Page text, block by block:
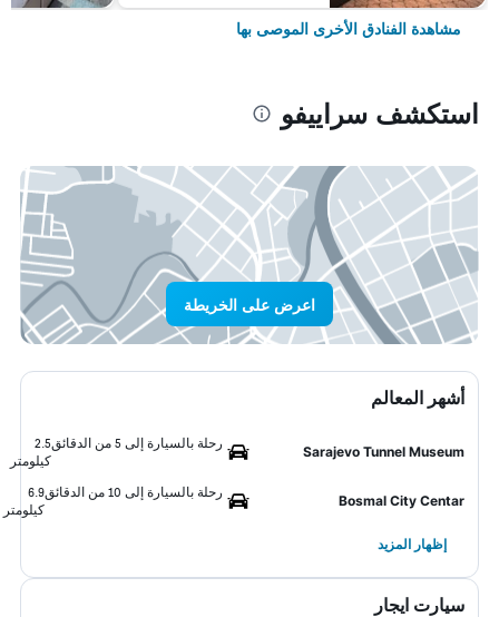
مشاهدة الفنادق الأخرى الموصى بها
استكشف سراييفو
اعرض على الخريطة
أشهر المعالم
Sarajevo Tunnel Museum
رحلة بالسيارة إلى 5 من الدقائق
2.5
كيلومتر
Bosmal City Centar
رحلة بالسيارة إلى 10 من الدقائق
6.9
كيلومتر
إظهار المزيد
سيارت ايجار